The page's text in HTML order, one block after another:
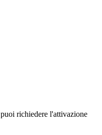
puoi richiedere l'attivazione